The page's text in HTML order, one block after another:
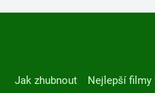
Jak zhubnout Nejlepší filmy